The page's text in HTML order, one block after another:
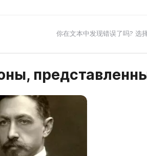
你在文本中发现错误了吗? 选